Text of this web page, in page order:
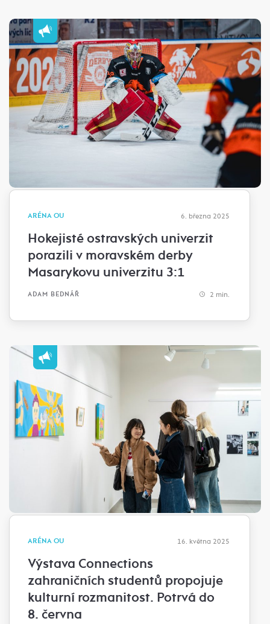
ARÉNA OU 6. března 2025
Hokejisté ostravských univerzit
porazili v moravském derby
Masarykovu univerzitu 3:1
ADAM BEDNÁŘ 2 min.
ARÉNA OU 16. května 2025
Výstava Connections
zahraničních studentů propojuje
kulturní rozmanitost. Potrvá do
8. června